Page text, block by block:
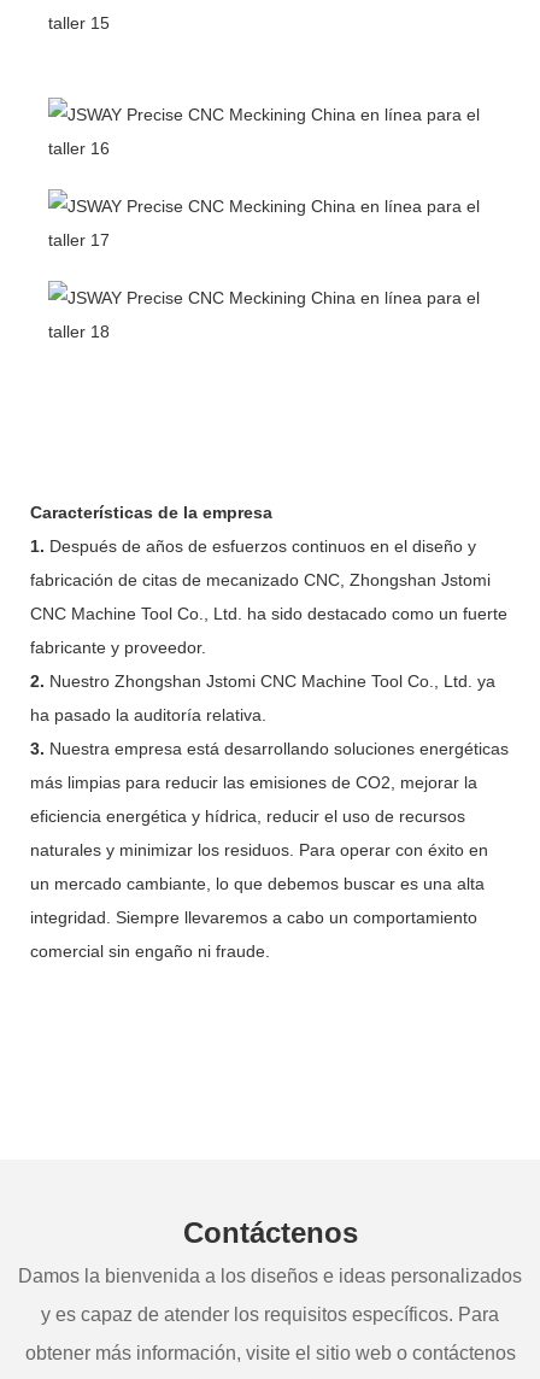
Características de la empresa
1. Después de años de esfuerzos continuos en el diseño y
fabricación de citas de mecanizado CNC, Zhongshan Jstomi
CNC Machine Tool Co., Ltd. ha sido destacado como un fuerte
fabricante y proveedor.
2. Nuestro Zhongshan Jstomi CNC Machine Tool Co., Ltd. ya
ha pasado la auditoría relativa.
3. Nuestra empresa está desarrollando soluciones energéticas
más limpias para reducir las emisiones de CO2, mejorar la
eficiencia energética y hídrica, reducir el uso de recursos
naturales y minimizar los residuos. Para operar con éxito en
un mercado cambiante, lo que debemos buscar es una alta
integridad. Siempre llevaremos a cabo un comportamiento
comercial sin engaño ni fraude.
Contáctenos
Damos la bienvenida a los diseños e ideas personalizados
y es capaz de atender los requisitos específicos. Para
obtener más información, visite el sitio web o contáctenos